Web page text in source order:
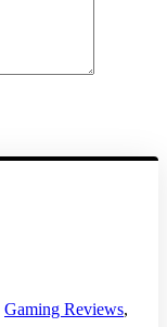
Gaming Reviews,